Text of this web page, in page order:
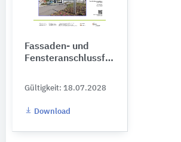
Fassaden- und
Fensteranschlussfolien
Gültigkeit: 18.07.2028
Download